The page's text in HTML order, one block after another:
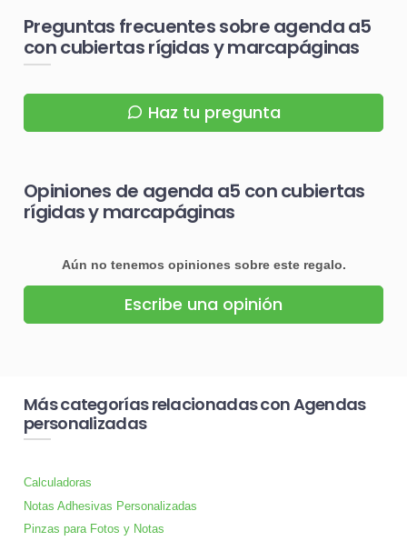
Preguntas frecuentes sobre agenda a5
con cubiertas rígidas y marcapáginas
Haz tu pregunta
Opiniones de agenda a5 con cubiertas
rígidas y marcapáginas
Aún no tenemos opiniones sobre este regalo.
Escribe una opinión
Más categorías relacionadas con Agendas
personalizadas
Calculadoras
Notas Adhesivas Personalizadas
Pinzas para Fotos y Notas